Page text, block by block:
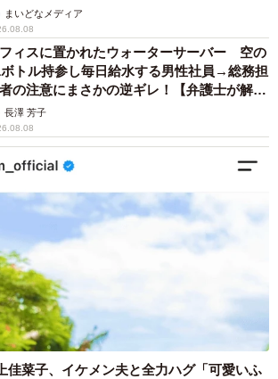
養はケアプラン（居宅サービス計画）
正当な項目です。近年、レスパイトは
な目的の一つとして位置づけられつつ
め」と考えるのではなく、「最良の介
めに、親をプロの手で安全に見守っても
捉え直してみてはいかがでしょうか。
まいどなメディア
ィスに置かれたウォーターサーバー 空の
トル持参し毎日給水する男性社員→総務担
の注意にまさかの逆ギレ！【弁護士が解
長澤 芳子
佳菜子、イケメン夫と全力ハグ「可愛いふ